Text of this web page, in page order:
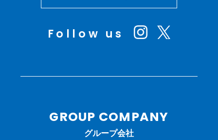
Follow us
GROUP COMPANY
グループ会社